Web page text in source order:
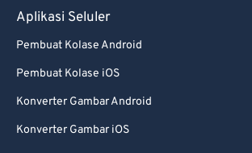
Aplikasi Seluler
Pembuat Kolase Android
Pembuat Kolase iOS
Konverter Gambar Android
Konverter Gambar iOS